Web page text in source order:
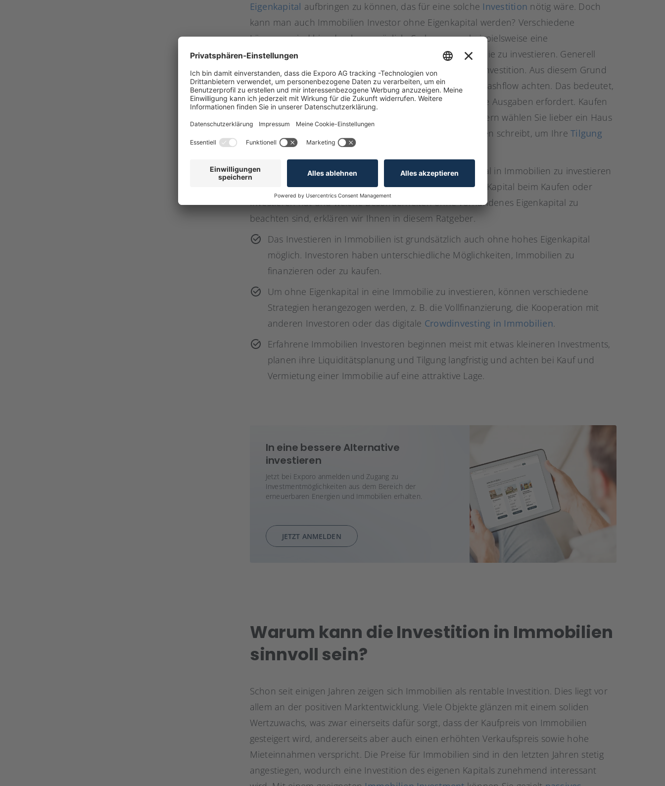
Eigenkapital aufbringen zu können, das für eine solche Investition nötig wäre. Doch
kann man auch Immobilien Investor ohne Eigenkapital werden? Verschiedene
Lösungen sind hier durchaus möglich. So kann man beispielsweise eine
Vollfinanzierung nutzen, um ohne Kapital in eine Immobilie zu investieren. Generell
wichtig ist und bleibt aber die richtige Strategie für Ihre Investition. Aus diesem Grund
sollte man in jedem Fall auf einen positiven Immobilien Cashflow achten. Das bedeutet,
dass die Immobilie mehr Einnahmen erbringt, als dass sie Ausgaben erfordert. Kaufen
Sie daher nicht überstürzt das nächstbeste Objekt, sondern wählen Sie lieber ein Haus
oder eine Wohnung, die schnellstmöglich schwarze Zahlen schreibt, um IhreTilgung
zuverlässig abzubezahlen.
Generell ist es schon etwas schwieriger, ohne Eigenkapital in Immobilien zu investieren
– aber durchaus möglich. Welche Bedeutung das eigene Kapital beim Kaufen oder
Investieren hat und welche Besonderheiten ohne vorhandenes Eigenkapital zu
beachten sind, erklären wir Ihnen in diesem Ratgeber.
Das Investieren in Immobilien ist grundsätzlich auch ohne hohes Eigenkapital
möglich. Investoren haben unterschiedliche Möglichkeiten, Immobilien zu
finanzieren oder zu kaufen.
Um ohne Eigenkapital in eine Immobilie zu investieren, können verschiedene
Strategien herangezogen werden, z. B. die Vollfinanzierung, die Kooperation mit
anderen Investoren oder das digitale Crowdinvesting in Immobilien.
Erfahrene Immobilien Investoren beginnen meist mit etwas kleineren Investments,
planen ihre Liquiditätsplanung und Tilgung langfristig und achten bei Kauf und
Vermietung einer Immobilie auf eine attraktive Lage.
In eine bessere Alternative
investieren
Jetzt bei Exporo anmelden und Zugang zu
Investmentmöglichkeiten aus dem Bereich der
erneuerbaren Energien und Immobilien erhalten.
JETZT ANMELDEN
Warum kann die Investition in Immobilien
sinnvoll sein?
Schon seit einigen Jahren zeigen sich Immobilien als rentable Investition. Dies liegt vor
allem an der positiven Marktentwicklung. Viele Objekte glänzen mit einem soliden
Wertzuwachs, was zwar einerseits dafür sorgt, dass der Kaufpreis von Immobilien
gesteigert wird, andererseits aber auch einen erhöhten Verkaufspreis sowie hohe
Mieteinnahmen verspricht. Die Preise für Immobilien sind in den letzten Jahren stetig
angestiegen, wodurch eine Investition des eigenen Kapitals zunehmend interessant